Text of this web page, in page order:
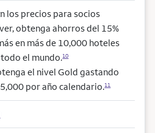
los precios para socios
obtenga ahorros del 15%
en más de 10,000 hoteles
el mundo.10
el nivel Gold gastando
por año calendario.11